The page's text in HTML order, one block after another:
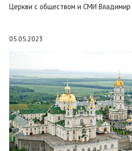
Церкви с обществом и СМИ Владимир
05.05.2023